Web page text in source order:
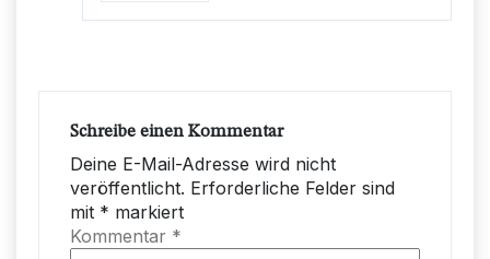
Schreibe einen Kommentar
Deine E-Mail-Adresse wird nicht
veröffentlicht. Erforderliche Felder sind
mit * markiert
Kommentar *